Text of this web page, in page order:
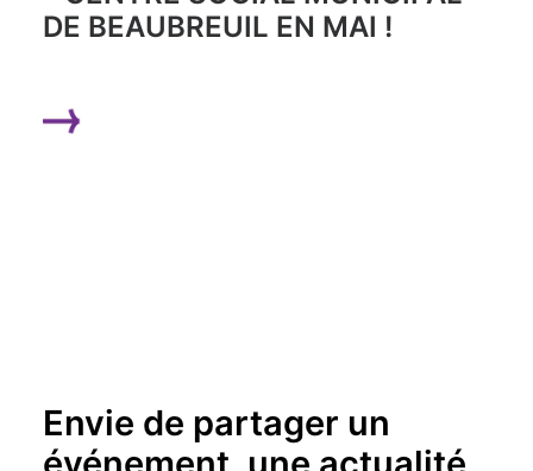
DE BEAUBREUIL EN MAI !
Envie de partager un